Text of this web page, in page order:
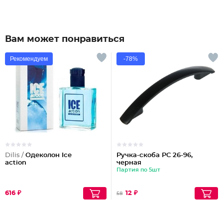
Вам может понравиться
Рекомендуем
Dilis / Одеколон Ice
action
616 ₽
-78%
Ручка-скоба РС 26-96,
черная
Партия по 5шт
58 12 ₽